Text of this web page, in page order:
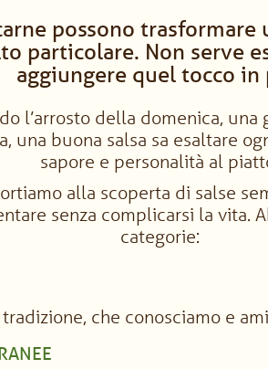
possono
particolare. Non serve
aggiungere quel tocco in
l’arrosto della domenica,
una buona salsa sa esaltare
sapore e personalità al
alla scoperta di salse
senza complicarsi la vita.
categorie:
che conosciamo e